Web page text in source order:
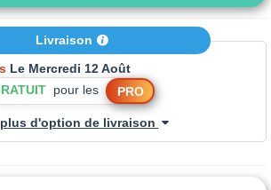
Livraison
Le Mercredi 12 Août
pour les PRO
d'option de livraison